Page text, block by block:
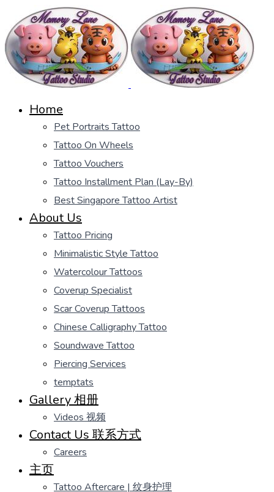
Home
Pet Portraits Tattoo
Tattoo On Wheels
Tattoo Vouchers
Tattoo Installment Plan (Lay-By)
Best Singapore Tattoo Artist
About Us
Tattoo Pricing
Minimalistic Style Tattoo
Watercolour Tattoos
Coverup Specialist
Scar Coverup Tattoos
Chinese Calligraphy Tattoo
Soundwave Tattoo
Piercing Services
temptats
Gallery 相册
Videos 视频
Contact Us 联系方式
Careers
主页
Tattoo Aftercare | 纹身护理